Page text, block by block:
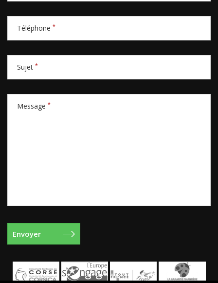
Téléphone *
Sujet *
Message *